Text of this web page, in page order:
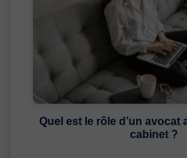
Quel est le rôle d’un avocat
cabinet ?